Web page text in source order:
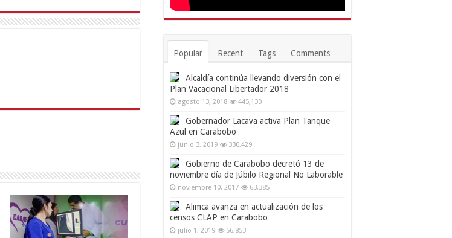
Popular Recent Tags Comments
Alcaldía continúa llevando diversión con el
Plan Vacacional Libertador 2018
agosto 13, 2018 445,130
Gobernador Lacava activa Plan Tanque
Azul en Carabobo
junio 3, 2019 330,429
Gobierno de Carabobo decretó 13 de
noviembre día de Júbilo Regional No Laborable
noviembre 10, 2017 63,385
Alimca avanza en actualización de los
censos CLAP en Carabobo
julio 1, 2019 56,853